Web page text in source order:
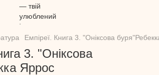
Емпіреї. Книга 3. "Оніксова
3. "Оніксова
Яррос